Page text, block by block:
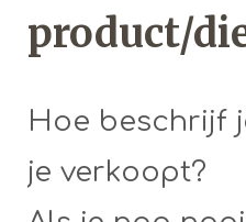
product/
Hoe beschrijf
je verkoopt?